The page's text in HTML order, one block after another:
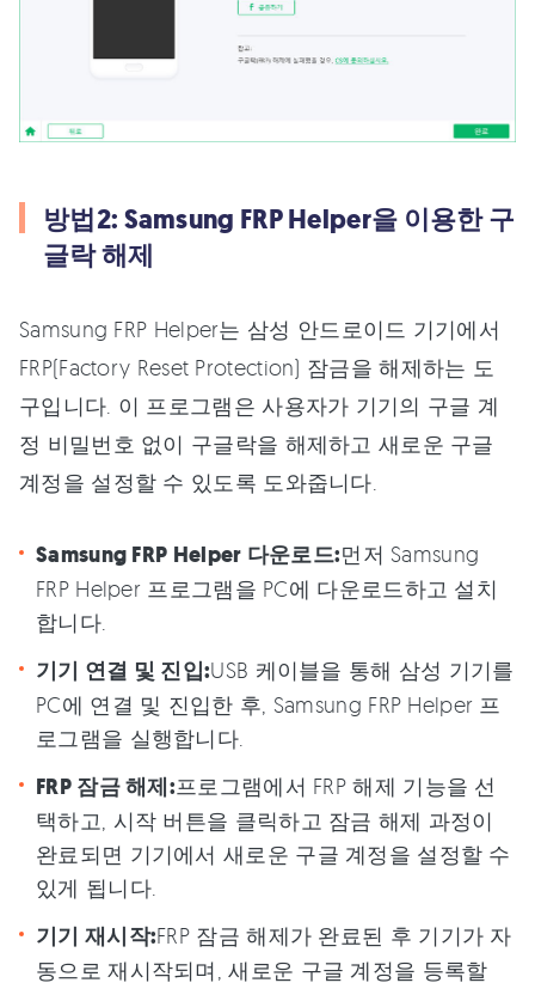
방법2: Samsung FRP Helper을 이용한 구
글락 해제
Samsung FRP Helper는 삼성 안드로이드 기기에서
FRP(Factory Reset Protection) 잠금을 해제하는 도
구입니다. 이 프로그램은 사용자가 기기의 구글 계
정 비밀번호 없이 구글락을 해제하고 새로운 구글
계정을 설정할 수 있도록 도와줍니다.
Samsung FRP Helper 다운로드:먼저 Samsung
FRP Helper 프로그램을 PC에 다운로드하고 설치
합니다.
기기 연결 및 진입:USB 케이블을 통해 삼성 기기를
PC에 연결 및 진입한 후, Samsung FRP Helper 프
로그램을 실행합니다.
FRP 잠금 해제:프로그램에서 FRP 해제 기능을 선
택하고, 시작 버튼을 클릭하고 잠금 해제 과정이
완료되면 기기에서 새로운 구글 계정을 설정할 수
있게 됩니다.
기기 재시작:FRP 잠금 해제가 완료된 후 기기가 자
동으로 재시작되며, 새로운 구글 계정을 등록할